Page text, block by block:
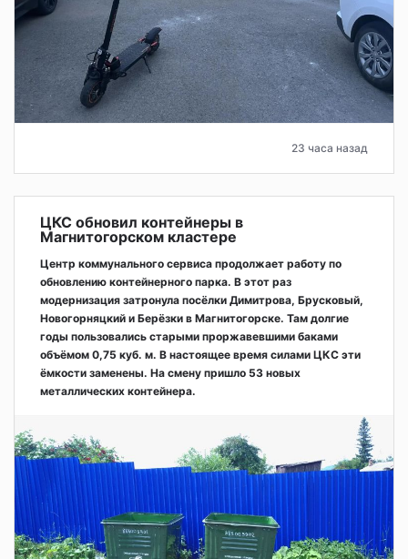
23 часа назад
ЦКС обновил контейнеры в
Магнитогорском кластере
Центр коммунального сервиса продолжает работу по
обновлению контейнерного парка. В этот раз
модернизация затронула посёлки Димитрова, Брусковый,
Новогорняцкий и Берёзки в Магнитогорске. Там долгие
годы пользовались старыми проржавевшими баками
объёмом 0,75 куб. м. В настоящее время силами ЦКС эти
ёмкости заменены. На смену пришло 53 новых
металлических контейнера.